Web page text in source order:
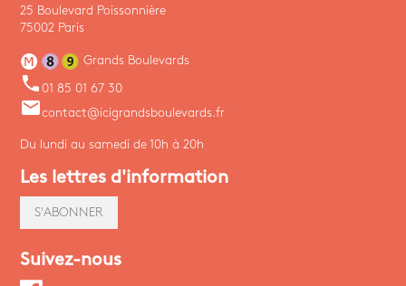
25 Boulevard Poissonnière
75002 Paris
Grands Boulevards
phone 01 85 01 67 30
emailcontact@icigrandsboulevards.fr
Du lundi au samedi de 10h à 20h
Les lettres d'information
S'ABONNER
Suivez-nous